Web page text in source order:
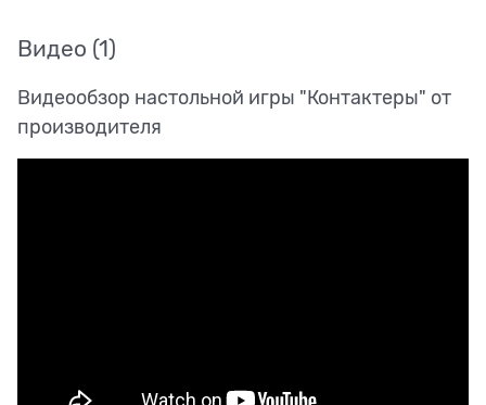
Видео (1)
Видеообзор настольной игры "Контактеры" от
производителя